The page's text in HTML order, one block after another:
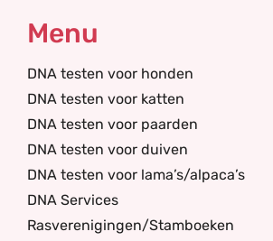
Menu
DNA testen voor honden
DNA testen voor katten
DNA testen voor paarden
DNA testen voor duiven
DNA testen voor lama’s/alpaca’s
DNA Services
Rasverenigingen/Stamboeken